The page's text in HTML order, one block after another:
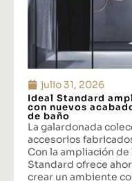
julio 31, 2026
Ideal Standard
con nuevos
de baño
La galardonada
accesorios
Con la ampliación
Standard ofrece
crear un ambiente